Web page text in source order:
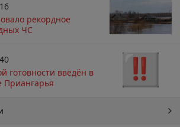
рекордное
ЧС
введён в
Приангарья